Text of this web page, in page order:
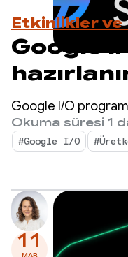
Etkinlikler
Google
programı
Google I/O
Okuma süresi 1
#Google I/O
11
MAR